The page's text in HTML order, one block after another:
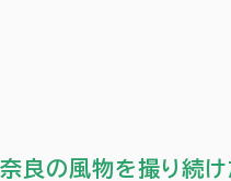
奈良の風物を撮り続